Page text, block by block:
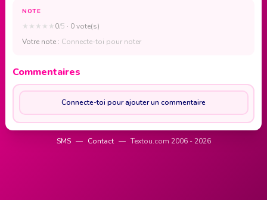
NOTE
★ ★ ★ ★ ★0/5 · 0 vote(s)
Votre note : Connecte-toi pour noter
Commentaires
Connecte-toi pour ajouter un commentaire
SMS — Contact — Textou.com 2006 - 2026